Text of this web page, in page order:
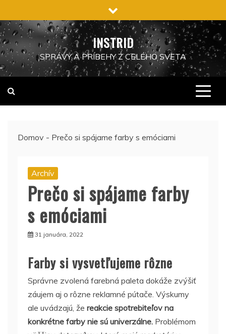
na
obsah
INSTRID
SPRÁVY A PRÍBEHY Z CELÉHO SVETA
Domov - Prečo si spájame farby s emóciami
Archív
Prečo si spájame farby
s emóciami
31 januára, 2022
Farby si vysvetľujeme rôzne
Správne zvolená farebná paleta dokáže zvýšiť
záujem aj o rôzne reklamné pútače. Výskumy
ale uvádzajú, že reakcie spotrebiteľov na
konkrétne farby nie sú univerzálne. Problémom